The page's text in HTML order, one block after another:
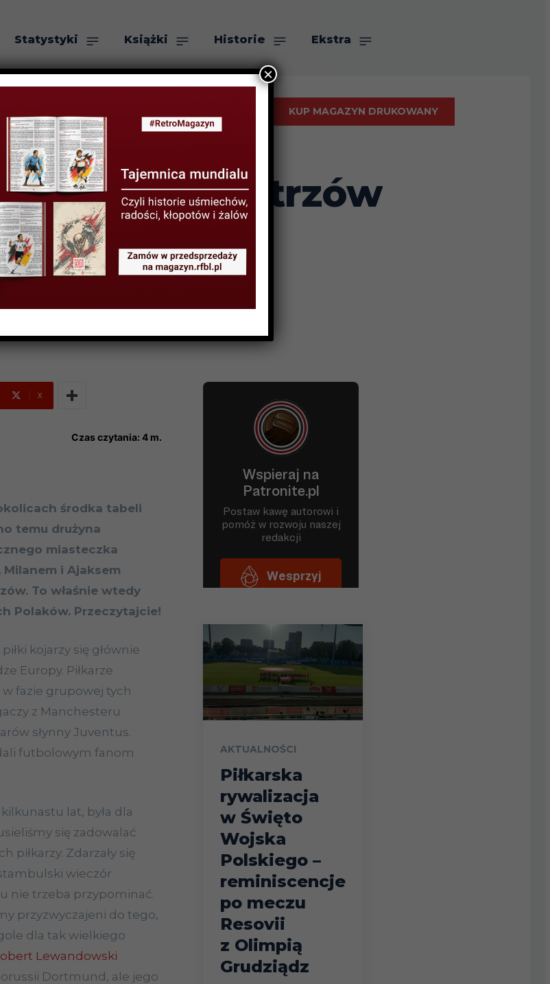
Statystyki Książki Historie Ekstra
KUP MAGAZYN DRUKOWANY
w Lidze Mistrzów
X
Czas czytania: 4 m.
środka tabeli
temu drużyna
miasteczka
Milanem i Ajaksem
To właśnie wtedy
Polaków. Przeczytajcie!
kojarzy się głównie
Europy. Piłkarze
w fazie grupowej tych
z Manchesteru
słynny Juventus.
futbolowym fanom
lat, była dla
się zadowalać
piłkarzy. Zdarzały się
wieczór
nie trzeba przypominać.
przyzwyczajeni do tego,
dla tak wielkiego
Lewandowski
Dortmund, ale jego
AKTUALNOŚCI
Piłkarska
rywalizacja
w Święto
Wojska
Polskiego –
reminiscencje
po meczu
Resovii
z Olimpią
Grudziądz
×